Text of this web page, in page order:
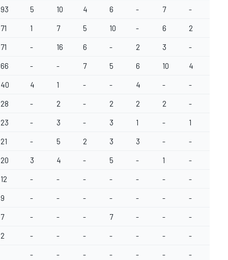
93 5 10 4 6 - 7 -
71 1 7 5 10 - 6 2
71 - 16 6 - 2 3 -
66 - - 7 5 6 10 4
40 4 1 - - 4 - -
28 - 2 - 2 2 2 -
23 - 3 - 3 1 - 1
21 - 5 2 3 3 - -
20 3 4 - 5 - 1 -
12 - - - - - - -
9 - - - - - - -
7 - - - 7 - - -
2 - - - - - - -
- - - - - - -